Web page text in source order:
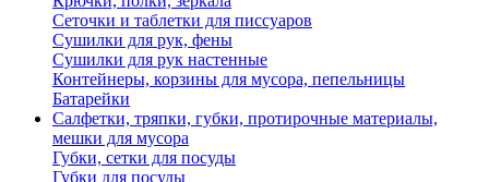
Сеточки и таблетки для писсуаров
Сушилки для рук, фены
Сушилки для рук настенные
Контейнеры, корзины для мусора, пепельницы
Батарейки
Салфетки, тряпки, губки, протирочные материалы,
мешки для мусора
Губки, сетки для посуды
Губки для посуды